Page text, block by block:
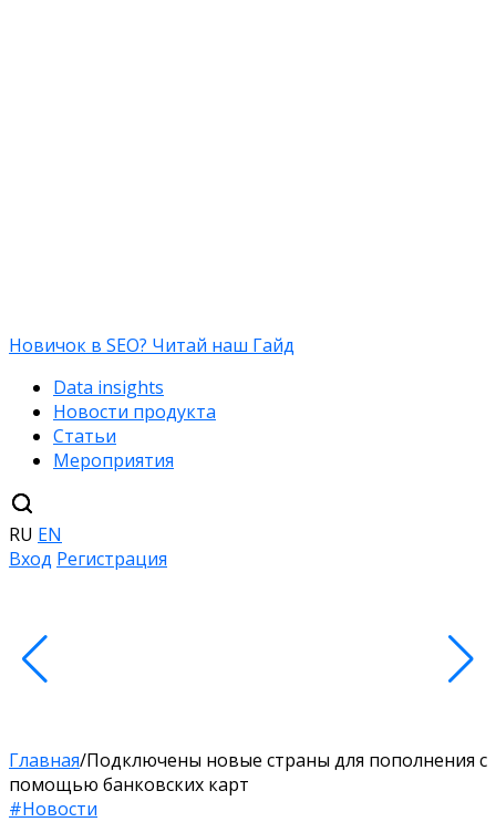
Новичок в SEO? Читай наш Гайд
Data insights
Новости продукта
Статьи
Мероприятия
RU EN
Вход Регистрация
Главная/Подключены новые страны для пополнения с
помощью банковских карт
#Новости